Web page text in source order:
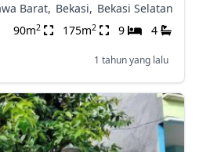
Barat, Bekasi, Bekasi Selatan
90m2 175m2 9 4
1 tahun yang lalu